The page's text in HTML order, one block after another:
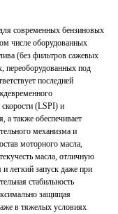
современных бензиновых
числе оборудованных
(без фильтров сажевых
переоборудованных под
последней
(LSPI) и
а также обеспечивает
механизма и
моторного масла,
масла, отличную
легкий запуск даже при
стабильность
защищая
в тяжелых условиях